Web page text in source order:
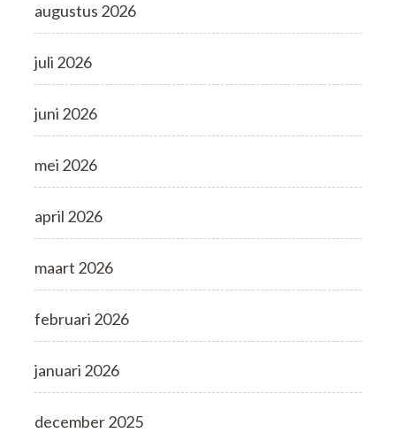
augustus 2026
juli 2026
juni 2026
mei 2026
april 2026
maart 2026
februari 2026
januari 2026
december 2025